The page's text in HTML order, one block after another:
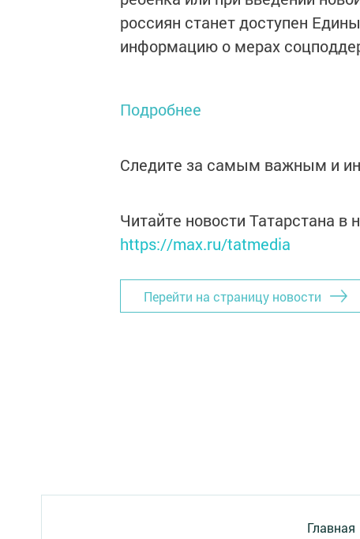
россиян станет доступен
информацию о мерах
Подробнее
Следите за самым важным и
Читайте новости Татарстана
https://max.ru/tatmedia
Перейти на страницу новости
Главная